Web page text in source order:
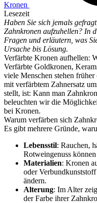
Kronen
Lesezeit
Haben Sie sich jemals
Zahnkronen aufzuhellen? In
Fragen und erläutern, was
Ursache bis Lösung.
Verfärbte Kronen aufhellen:
Verfärbte Goldkronen,
viele Menschen stehen
mit verfärbtem Zahnersatz
stellt, ist: Kann man
beleuchten wir die
bei Kronen.
Warum verfärben sich
Es gibt mehrere Gründe,
Lebensstil: Rauchen,
Rotweingenuss
Materialien: Kronen
oder
ändern.
Alterung: Im Alter
der Farbe ihrer